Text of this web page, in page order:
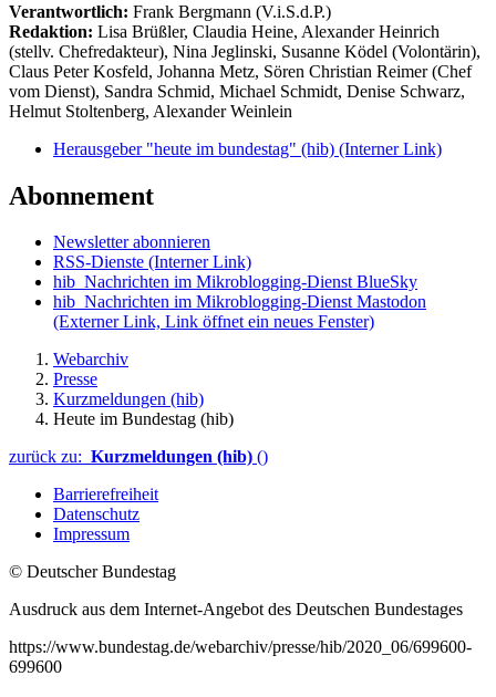
Verantwortlich: Frank Bergmann (V.i.S.d.P.)
Redaktion: Lisa Brüßler, Claudia Heine, Alexander Heinrich
(stellv. Chefredakteur), Nina Jeglinski, Susanne Ködel (Volontärin),
Claus Peter Kosfeld, Johanna Metz, Sören Christian Reimer (Chef
vom Dienst), Sandra Schmid, Michael Schmidt, Denise Schwarz,
Helmut Stoltenberg, Alexander Weinlein
Herausgeber "heute im bundestag" (hib) (Interner Link)
Abonnement
Newsletter abonnieren
RSS-Dienste (Interner Link)
hib_Nachrichten im Mikroblogging-Dienst BlueSky
hib_Nachrichten im Mikroblogging-Dienst Mastodon
(Externer Link, Link öffnet ein neues Fenster)
Webarchiv
Presse
Kurzmeldungen (hib)
Heute im Bundestag (hib)
zurück zu: Kurzmeldungen (hib) ()
Barrierefreiheit
Datenschutz
Impressum
© Deutscher Bundestag
Ausdruck aus dem Internet-Angebot des Deutschen Bundestages
https://www.bundestag.de/webarchiv/presse/hib/2020_06/699600-
699600